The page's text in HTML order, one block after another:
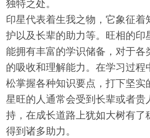
独特之处。
印星代表着生我之物，它象征着
护以及长辈的助力等。旺相的印
能拥有丰富的学识储备，对于各
的吸收和理解能力。在学习过程
松掌握各种知识要点，打下坚实
星旺的人通常会受到长辈或者贵
持，在成长道路上犹如大树有了
得到诸多助力。